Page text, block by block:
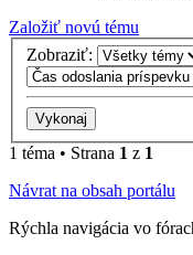
Založiť novú tému
Zobraziť:
1 téma • Strana 1 z 1
Návrat na obsah portálu
Rýchla navigácia vo